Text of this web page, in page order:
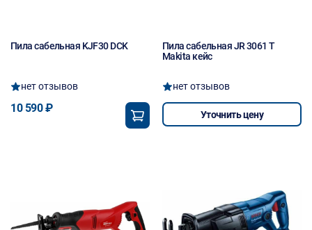
Пила сабельная KJF30 DCK
нет отзывов
10 590 ₽
Пила сабельная JR 3061 T
Makita кейс
нет отзывов
Уточнить цену